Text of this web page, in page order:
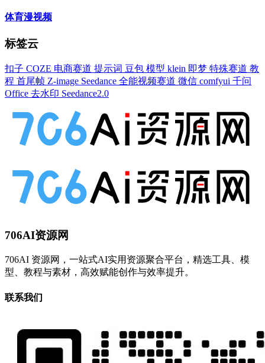
体育漫视频
标签云
扣子 COZE 电商赛道 提示词 豆包 模型 klein 即梦 特殊赛道 教
程 首尾帧 Z-image Seedance 全能视频赛道 微信 comfyui 千问
Office 去水印 Seedance2.0
706AI资源网
706AI 资源网，一站式AI实用资源聚合平台，精选工具、模
型、教程与素材，高效赋能创作与效率提升。
联系我们